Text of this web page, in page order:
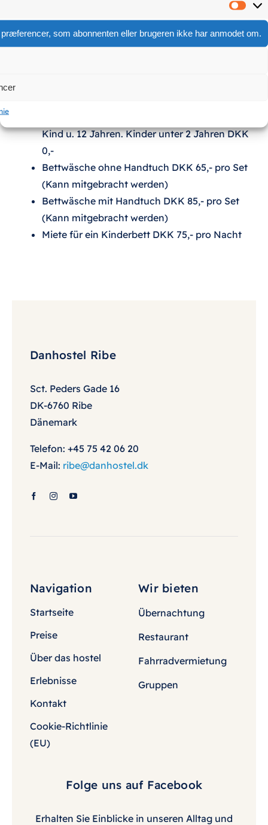
som abonnenten eller brugeren ikke har anmodet om.
nicht :
Kind u. 12 Jahren. Kinder unter 2 Jahren DKK
0,-
Bettwäsche ohne Handtuch DKK 65,- pro Set
(Kann mitgebracht werden)
Bettwäsche mit Handtuch DKK 85,- pro Set
(Kann mitgebracht werden)
Miete für ein Kinderbett DKK 75,- pro Nacht
Danhostel Ribe
Sct. Peders Gade 16
DK-6760 Ribe
Dänemark
Telefon: +45 75 42 06 20
E-Mail: ribe@danhostel.dk
Navigation
Startseite
Preise
Über das hostel
Erlebnisse
Kontakt
Cookie-Richtlinie
(EU)
Wir bieten
Übernachtung
Restaurant
Fahrradvermietung
Gruppen
Folge uns auf Facebook
Erhalten Sie Einblicke in unseren Alltag und